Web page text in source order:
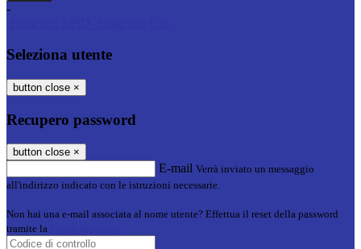
-
Seleziona utente
button close ×
Recupero password
button close ×
E-mail Verrà inviato un messaggio
all'indirizzo indicato con le istruzioni necessarie.
Non hai una e-mail associata al nome utente? Effettua il reset della password
tramite la